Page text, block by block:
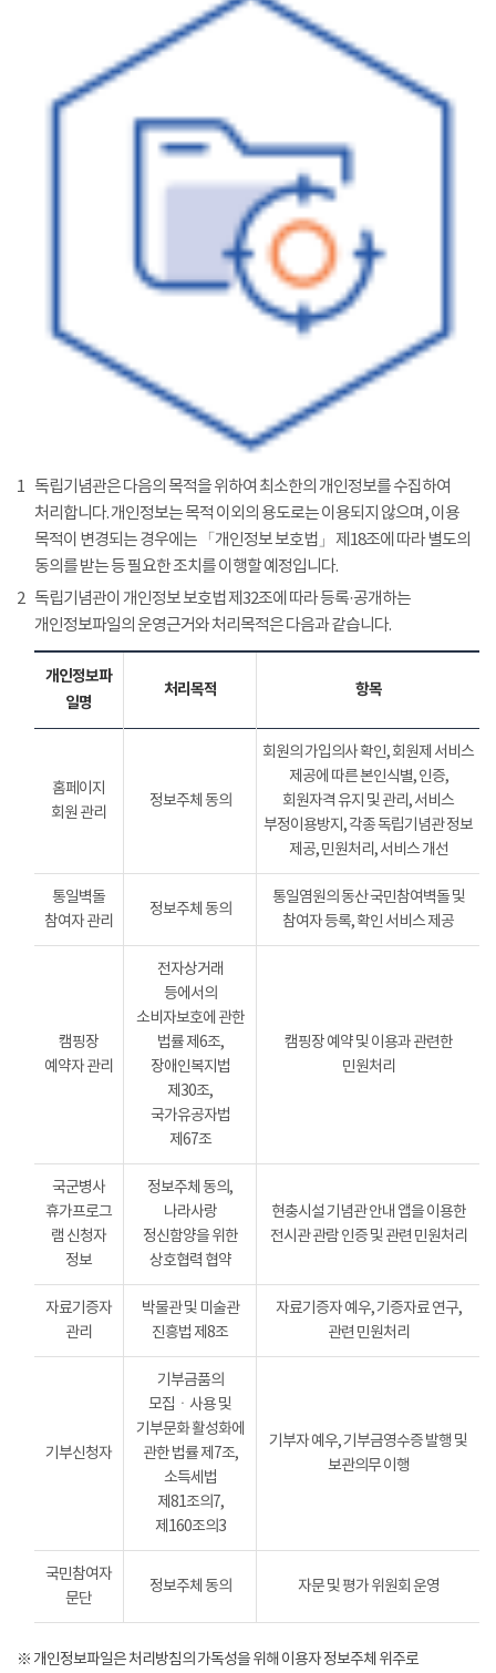
1 독립기념관은 다음의 목적을 위하여 최소한의 개인정보를 수집하여
처리합니다. 개인정보는 목적 이외의 용도로는 이용되지 않으며, 이용
목적이 변경되는 경우에는 「개인정보 보호법」 제18조에 따라 별도의
동의를 받는 등 필요한 조치를 이행할 예정입니다.
2 독립기념관이 개인정보 보호법 제32조에 따라 등록·공개하는
개인정보파일의 운영근거와 처리목적은 다음과 같습니다.
개인정보파
일명
처리목적 항목
홈페이지
회원 관리
정보주체 동의
회원의 가입의사 확인, 회원제 서비스
제공에 따른 본인식별, 인증,
회원자격 유지 및 관리, 서비스
부정이용방지, 각종 독립기념관 정보
제공, 민원처리, 서비스 개선
통일벽돌
참여자 관리
정보주체 동의
통일염원의 동산 국민참여벽돌 및
참여자 등록, 확인 서비스 제공
캠핑장
예약자 관리
전자상거래
등에서의
소비자보호에 관한
법률 제6조,
장애인복지법
제30조,
국가유공자법
제67조
캠핑장 예약 및 이용과 관련한
민원처리
국군병사
휴가프로그
램 신청자
정보
정보주체 동의,
나라사랑
정신함양을 위한
상호협력 협약
현충시설 기념관 안내 앱을 이용한
전시관 관람 인증 및 관련 민원처리
자료기증자
관리
박물관 및 미술관
진흥법 제8조
자료기증자 예우, 기증자료 연구,
관련 민원처리
기부신청자
기부금품의
모집ㆍ사용 및
기부문화 활성화에
관한 법률 제7조,
소득세법
제81조의7,
제160조의3
기부자 예우, 기부금영수증 발행 및
보관의무 이행
국민참여자
문단
정보주체 동의 자문 및 평가 위원회 운영
※ 개인정보파일은 처리방침의 가독성을 위해 이용자 정보주체 위주로